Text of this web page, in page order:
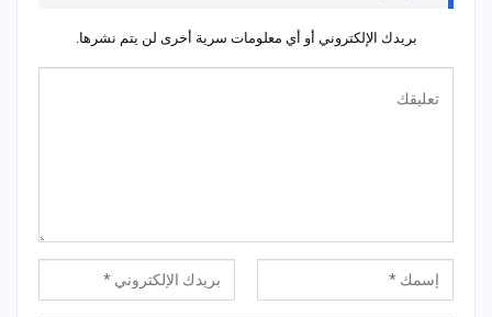
بريدك الإلكتروني أو أي معلومات سرية أخرى لن يتم نشرها.